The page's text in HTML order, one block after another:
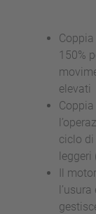
150%
elevati
ciclo
leggeri
Il